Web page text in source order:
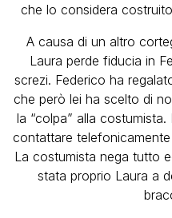
che lo considera
A causa di un altro
Laura perde fiducia in
screzi. Federico ha
che però lei ha scelto di
la “colpa” alla
contattare
La costumista nega tutto
stata proprio Laura a